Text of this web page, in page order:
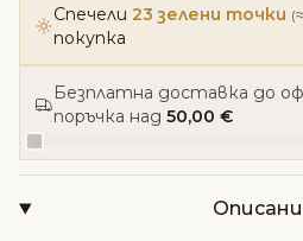
Спечели 23 зелени точки
покупка
Безплатна доставка до
поръчка над 50,00 €